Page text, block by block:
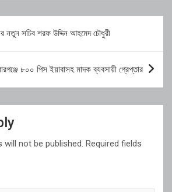
নতুন সচিব শরফ উদ্দিন আহমেদ চৌধুরী
৮০০ পিস ইয়াবাসহ মাদক ব্যবসায়ী গ্রেপ্তার
will not be published. Required fields